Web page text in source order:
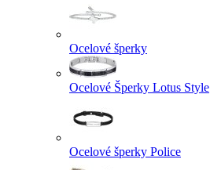
Ocelové šperky
Ocelové Šperky Lotus Style
Ocelové šperky Police